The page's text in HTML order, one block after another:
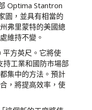
Optima Stantron
園，並具有相當的
弗里蒙特的美國總
維持不變。
方英尺。它將使
持工業和國防市場部
集中的方法。預計
，將提高效率，使